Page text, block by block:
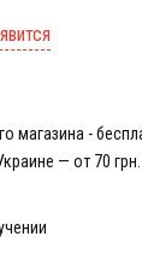
магазина -
— от 70 грн.